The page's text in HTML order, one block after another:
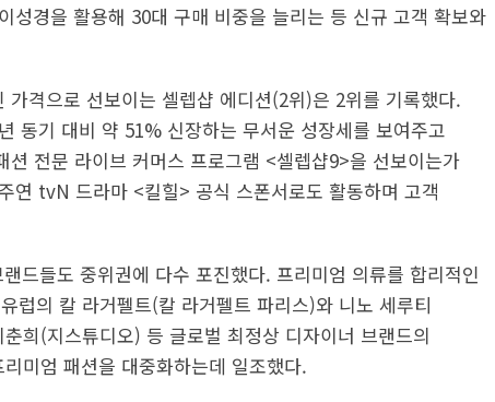
성경을 활용해 30대 구매 비중을 늘리는 등 신규 고객 확보와
격으로 선보이는 셀렙샵 에디션(2위)은 2위를 기록했다.
동기 대비 약 51% 신장하는 무서운 성장세를 보여주고
전문 라이브 커머스 프로그램 <셀렙샵9>을 선보이는가
연 tvN 드라마 <킬힐> 공식 스폰서로도 활동하며 고객
드들도 중위권에 다수 포진했다. 프리미엄 의류를 합리적인
럽의 칼 라거펠트(칼 라거펠트 파리스)와 니노 세루티
희(지스튜디오) 등 글로벌 최정상 디자이너 브랜드의
미엄 패션을 대중화하는데 일조했다.